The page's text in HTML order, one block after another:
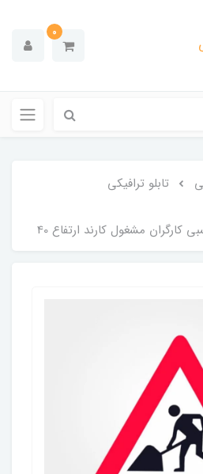
0
تابلو ترافیکی
کارگران مشغول کارند ارتفاع 40